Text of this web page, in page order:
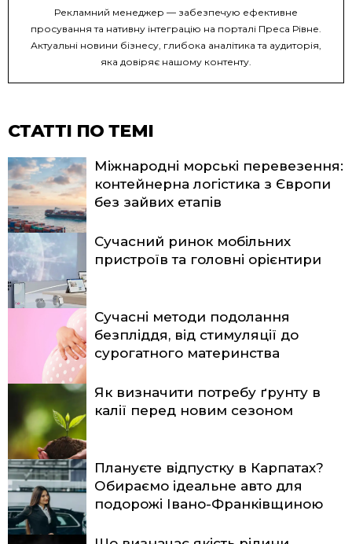
Рекламний менеджер — забезпечую ефективне
просування та нативну інтеграцію на порталі Преса Рівне.
Актуальні новини бізнесу, глибока аналітика та аудиторія,
яка довіряє нашому контенту.
СТАТТІ ПО ТЕМІ
Міжнародні морські перевезення:
контейнерна логістика з Європи
без зайвих етапів
Сучасний ринок мобільних
пристроїв та головні орієнтири
Сучасні методи подолання
безпліддя, від стимуляції до
сурогатного материнства
Як визначити потребу ґрунту в
калії перед новим сезоном
Плануєте відпустку в Карпатах?
Обираємо ідеальне авто для
подорожі Івано-Франківщиною